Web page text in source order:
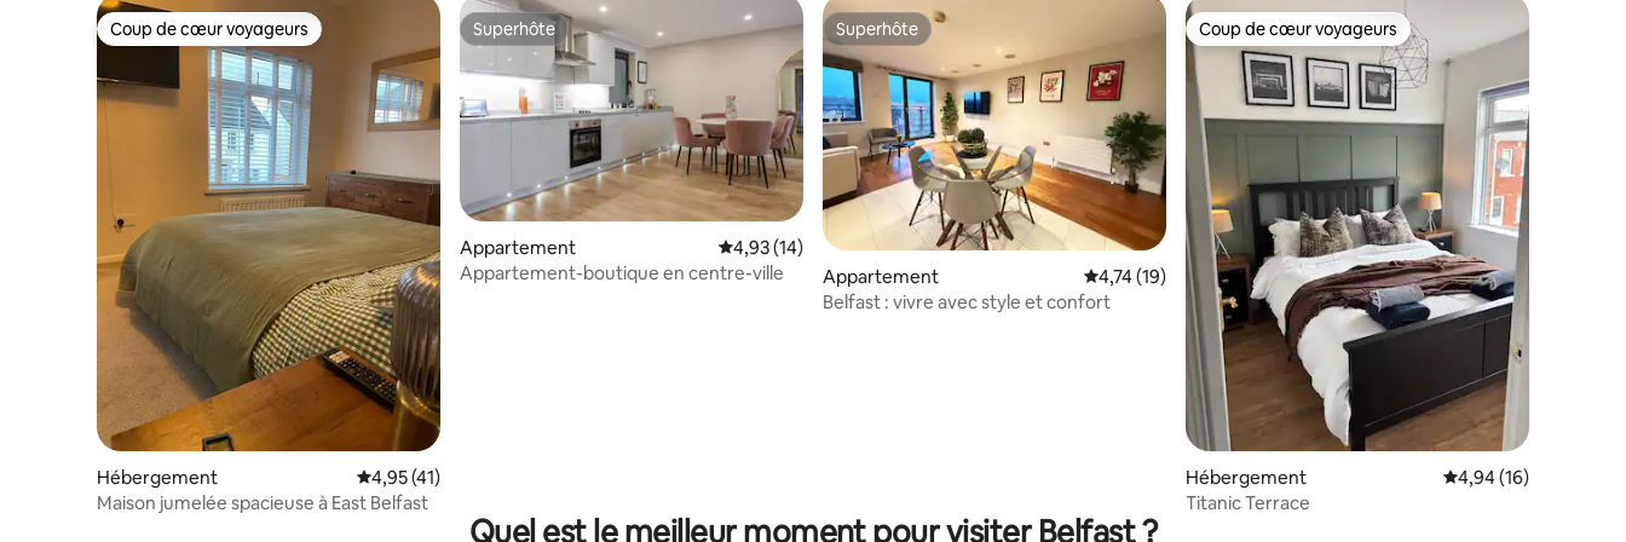
Coup de cœur voyageurs
Coup de cœur voyageurs
Hébergement Évaluation moyenne sur la base de 41 commentaires : 4,95 sur 5
4,95 (41)
Maison jumelée spacieuse à East Belfast
Superhôte
Superhôte
Appartement Évaluation moyenne sur la base de 14 commentaires : 4,93 sur 5
4,93 (14)
Appartement-boutique en centre-ville
Superhôte
Superhôte
Appartement Évaluation moyenne sur la base de 19 commentaires : 4,74 sur 5
4,74 (19)
Belfast : vivre avec style et confort
Coup de cœur voyageurs
Coup de cœur voyageurs
Hébergement Évaluation moyenne
4,94 (16)
Titanic Terrace
Quel est le meilleur moment pour visiter Belfast ?